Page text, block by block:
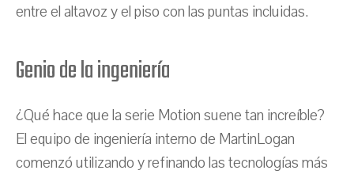
entre el altavoz y el piso con las puntas incluidas.
Genio de la ingeniería
¿Qué hace que la serie Motion suene tan increíble?
El equipo de ingeniería interno de MartinLogan
comenzó utilizando y refinando las tecnologías más